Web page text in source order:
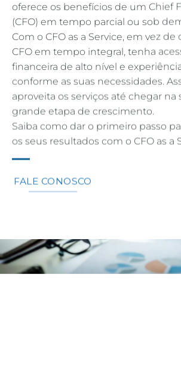
oferece os benefícios de um Chief
(CFO) em tempo parcial ou sob
Com o CFO as a Service, em vez
CFO em tempo integral, tenha
financeira de alto nível e
conforme as suas necessidades.
aproveita os serviços até chegar na
grande etapa de crescimento.
Saiba como dar o primeiro passo
os seus resultados com o CFO as a
FALE CONOSCO